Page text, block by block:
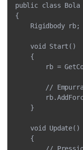
public class Bola
{
    Rigidbody rb;
    void Start()
    {
rb
//
    }
    void Update()
    {